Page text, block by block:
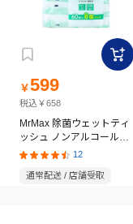
￥599
税込￥658
MrMax 除菌ウェットティ
ッシュ ノンアルコールタ
イプ 60枚×8個パック
12
通常配送 / 店舗受取